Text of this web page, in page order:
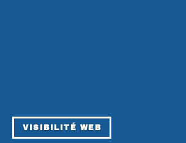
VISIBILITÉ WEB